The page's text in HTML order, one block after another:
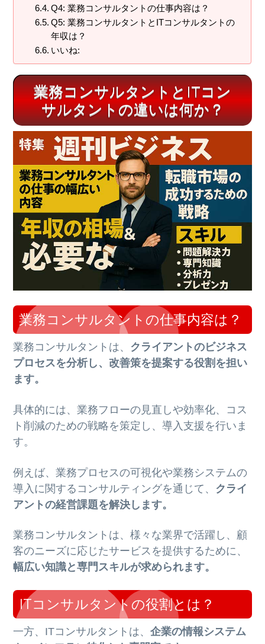
Q4: 業務コンサルタントの仕事内容は？
Q5: 業務コンサルタントとITコンサルタントの
年収は？
いいね:
業務コンサルタントとITコン
サルタントの違いは何か？
業務コンサルタントの仕事内容は？
業務コンサルタントは、 クライアントのビジネス
プロセスを分析し、改善策を提案する役割を担い
ます。
具体的には、業務フローの見直しや効率化、コス
ト削減のための戦略を策定し、導入支援を行いま
す。
例えば、業務プロセスの可視化や業務システムの
導入に関するコンサルティングを通じて、 クライ
アントの経営課題を解決します。
業務コンサルタントは、様々な業界で活躍し、顧
客のニーズに応じたサービスを提供するために、
幅広い知識と専門スキルが求められます。
ITコンサルタントの役割とは？
一方、ITコンサルタントは、企業の情報システム